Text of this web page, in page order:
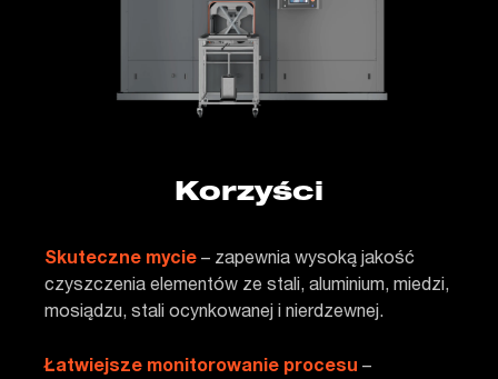
Korzyści
Skuteczne mycie – zapewnia wysoką jakość
czyszczenia elementów ze stali, aluminium, miedzi,
mosiądzu, stali ocynkowanej i nierdzewnej.
Łatwiejsze monitorowanie procesu –